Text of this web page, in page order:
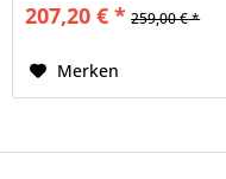
207,20 € * 259,00 € *
Merken